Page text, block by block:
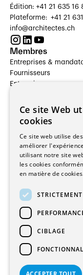
Édition: +41 21 635 16
Plateforme: +41 21
info@architectes.ch
Membres
Entreprises &
Fournisseurs
Entreprises
Architectes
Architectes d'intérieur
Entreprises générales
Ingénieurs et
Fabricants /
Régies immobilières
Gestion PPE
CGU et Politique de
Ce site Web
cookies
Ce site web utilise
améliorer
utilisant notre site
les cookies
en matière de
CIBLAGE